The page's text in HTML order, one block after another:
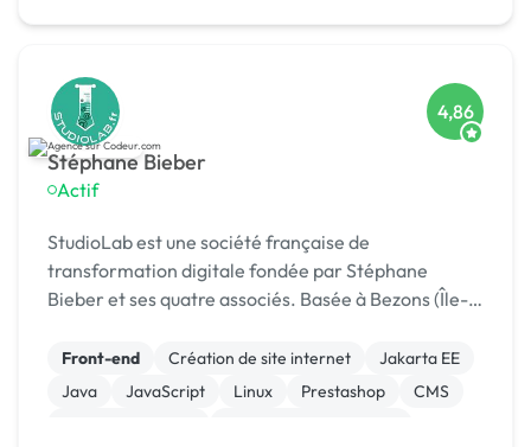
Stéphane Bieber
Actif
4,86
StudioLab est une société française de
transformation digitale fondée par Stéphane
Bieber et ses quatre associés. Basée à Bezons (Île-
ans les entrepr
Front-end Création de site internet
Jakarta EE
Java
JavaScript Linux Prestashop
CMS